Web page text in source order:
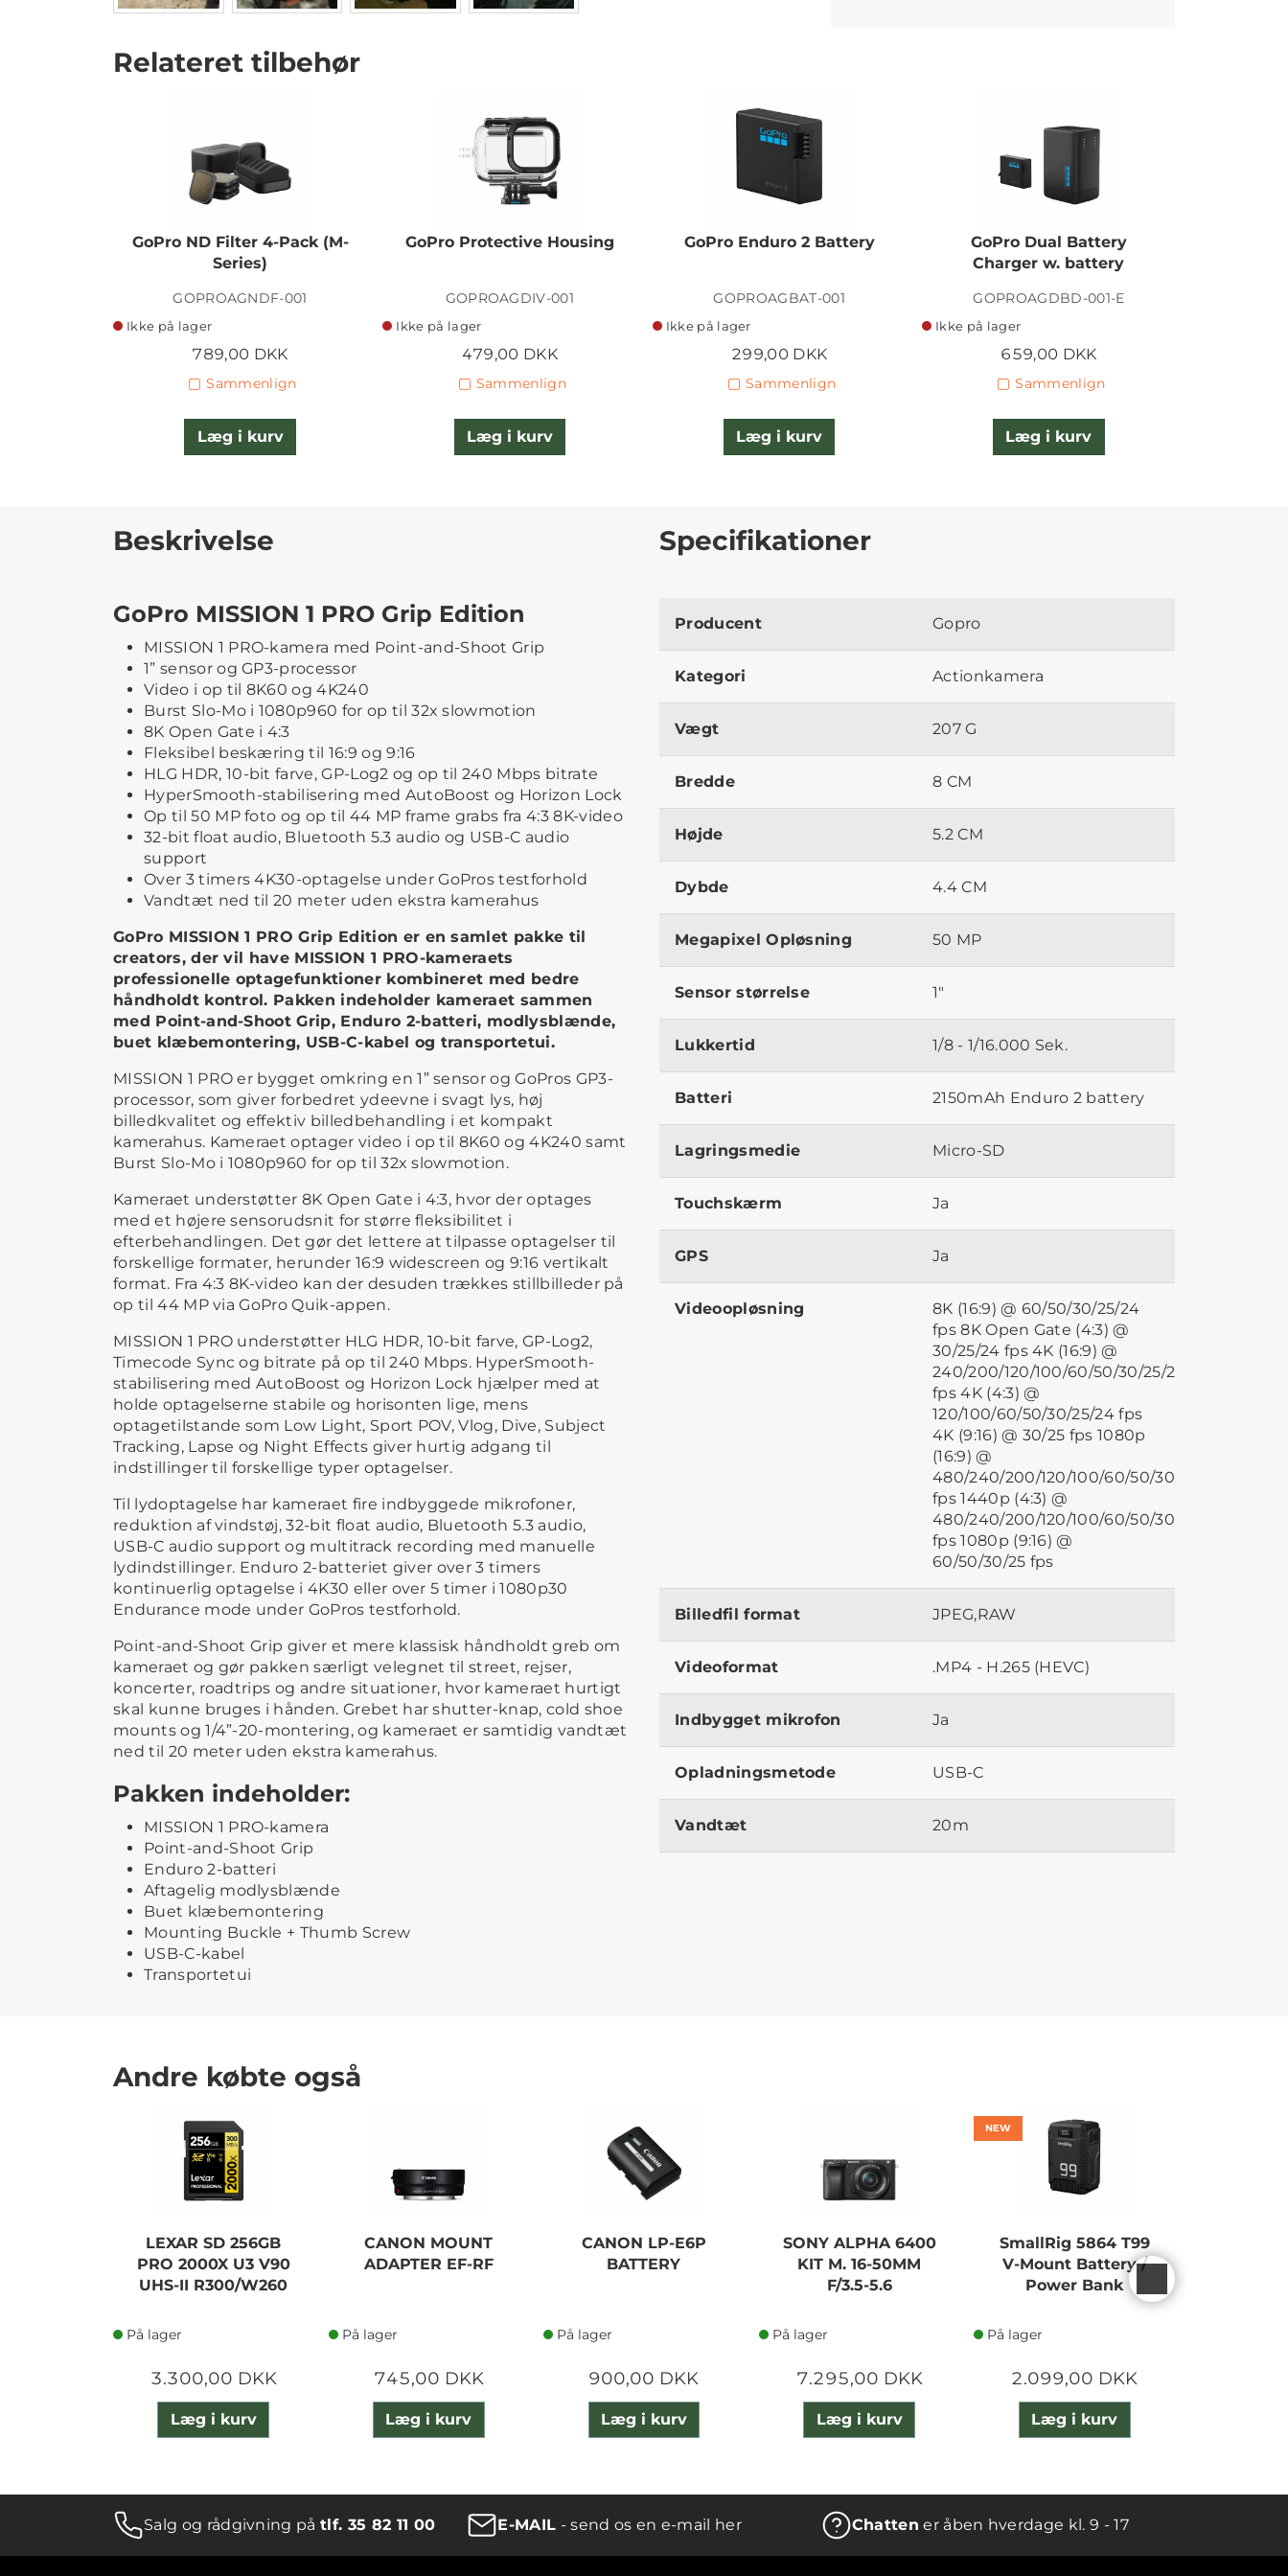
Relateret tilbehør
GoPro ND Filter 4-Pack (M-
Series)
GOPROAGNDF-001
Ikke på lager
789,00 DKK
Sammenlign
Læg i kurv
GoPro Protective Housing
GOPROAGDIV-001
Ikke på lager
479,00 DKK
Sammenlign
Læg i kurv
GoPro Enduro 2 Battery
GOPROAGBAT-001
Ikke på lager
299,00 DKK
Sammenlign
Læg i kurv
GoPro Dual Battery
Charger w. battery
GOPROAGDBD-001-E
Ikke på lager
659,00 DKK
Sammenlign
Læg i kurv
Beskrivelse
GoPro MISSION 1 PRO Grip Edition
MISSION 1 PRO-kamera med Point-and-Shoot Grip
1” sensor og GP3-processor
Video i op til 8K60 og 4K240
Burst Slo-Mo i 1080p960 for op til 32x slowmotion
8K Open Gate i 4:3
Fleksibel beskæring til 16:9 og 9:16
HLG HDR, 10-bit farve, GP-Log2 og op til 240 Mbps bitrate
HyperSmooth-stabilisering med AutoBoost og Horizon Lock
Op til 50 MP foto og op til 44 MP frame grabs fra 4:3 8K-video
32-bit float audio, Bluetooth 5.3 audio og USB-C audio
support
Over 3 timers 4K30-optagelse under GoPros testforhold
Vandtæt ned til 20 meter uden ekstra kamerahus
GoPro MISSION 1 PRO Grip Edition er en samlet pakke til
creators, der vil have MISSION 1 PRO-kameraets
professionelle optagefunktioner kombineret med bedre
håndholdt kontrol. Pakken indeholder kameraet sammen
med Point-and-Shoot Grip, Enduro 2-batteri, modlysblænde,
buet klæbemontering, USB-C-kabel og transportetui.
MISSION 1 PRO er bygget omkring en 1” sensor og GoPros GP3-
processor, som giver forbedret ydeevne i svagt lys, høj
billedkvalitet og effektiv billedbehandling i et kompakt
kamerahus. Kameraet optager video i op til 8K60 og 4K240 samt
Burst Slo-Mo i 1080p960 for op til 32x slowmotion.
Kameraet understøtter 8K Open Gate i 4:3, hvor der optages
med et højere sensorudsnit for større fleksibilitet i
efterbehandlingen. Det gør det lettere at tilpasse optagelser til
forskellige formater, herunder 16:9 widescreen og 9:16 vertikalt
format. Fra 4:3 8K-video kan der desuden trækkes stillbilleder på
op til 44 MP via GoPro Quik-appen.
MISSION 1 PRO understøtter HLG HDR, 10-bit farve, GP-Log2,
Timecode Sync og bitrate på op til 240 Mbps. HyperSmooth-
stabilisering med AutoBoost og Horizon Lock hjælper med at
holde optagelserne stabile og horisonten lige, mens
optagetilstande som Low Light, Sport POV, Vlog, Dive, Subject
Tracking, Lapse og Night Effects giver hurtig adgang til
indstillinger til forskellige typer optagelser.
Til lydoptagelse har kameraet fire indbyggede mikrofoner,
reduktion af vindstøj, 32-bit float audio, Bluetooth 5.3 audio,
USB-C audio support og multitrack recording med manuelle
lydindstillinger. Enduro 2-batteriet giver over 3 timers
kontinuerlig optagelse i 4K30 eller over 5 timer i 1080p30
Endurance mode under GoPros testforhold.
Point-and-Shoot Grip giver et mere klassisk håndholdt greb om
kameraet og gør pakken særligt velegnet til street, rejser,
koncerter, roadtrips og andre situationer, hvor kameraet hurtigt
skal kunne bruges i hånden. Grebet har shutter-knap, cold shoe
mounts og 1/4”-20-montering, og kameraet er samtidig vandtæt
ned til 20 meter uden ekstra kamerahus.
Pakken indeholder:
MISSION 1 PRO-kamera
Point-and-Shoot Grip
Enduro 2-batteri
Aftagelig modlysblænde
Buet klæbemontering
Mounting Buckle + Thumb Screw
USB-C-kabel
Transportetui
Specifikationer
Producent Gopro
Kategori Actionkamera
Vægt 207 G
Bredde 8 CM
Højde 5.2 CM
Dybde 4.4 CM
Megapixel Opløsning 50 MP
Sensor størrelse 1"
Lukkertid 1/8 - 1/16.000 Sek.
Batteri 2150mAh Enduro 2 battery
Lagringsmedie Micro-SD
Touchskærm Ja
GPS Ja
Videoopløsning
8K (16:9) @ 60/50/30/25/24
fps 8K Open Gate (4:3) @
30/25/24 fps 4K (16:9) @
240/200/120/100/60/50/30/25/24
fps 4K (4:3) @
120/100/60/50/30/25/24 fps
4K (9:16) @ 30/25 fps 1080p
(16:9) @
480/240/200/120/100/60/50/30/25/24
fps 1440p (4:3) @
480/240/200/120/100/60/50/30/25/24
fps 1080p (9:16) @
60/50/30/25 fps
Billedfil format JPEG,RAW
Videoformat .MP4 - H.265 (HEVC)
Indbygget mikrofon Ja
Opladningsmetode USB-C
Vandtæt 20m
Andre købte også
LEXAR SD 256GB
PRO 2000X U3 V90
UHS-II R300/W260
På lager
3.300,00 DKK
Læg i kurv
CANON MOUNT
ADAPTER EF-RF
På lager
745,00 DKK
Læg i kurv
CANON LP-E6P
BATTERY
På lager
900,00 DKK
Læg i kurv
SONY ALPHA 6400
KIT M. 16-50MM
F/3.5-5.6
På lager
7.295,00 DKK
Læg i kurv
NEW
SmallRig 5864 T99
V-Mount Battery /
Power Bank
På lager
2.099,00 DKK
Læg i kurv
Salg og rådgivning påtlf. 35 82 11 00 E-MAIL - send os en e-mail her Chatten er åben hverdage kl. 9 - 17